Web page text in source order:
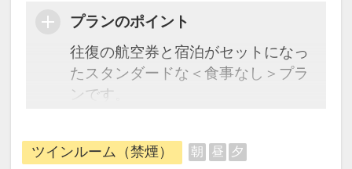
プランのポイント
往復の航空券と宿泊がセットになっ
たスタンダードな＜食事なし＞プラ
ンです。
できるダイナミックパッケージだか
ら、一都市滞在はもちろん周遊旅行
ツインルーム（禁煙） 朝 昼 夕